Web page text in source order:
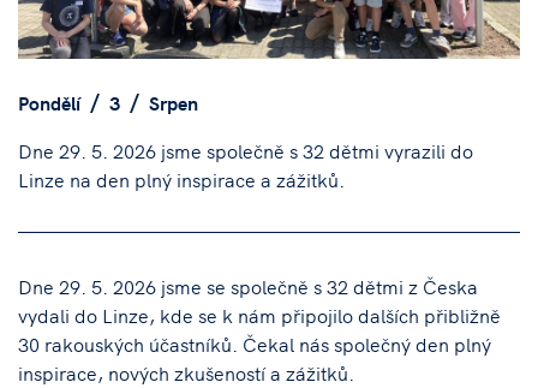
Pondělí 3
Srpen
Dne 29. 5. 2026 jsme společně s 32 dětmi vyrazili do
Linze na den plný inspirace a zážitků.
Dne 29. 5. 2026 jsme se společně s 32 dětmi z Česka
vydali do Linze, kde se k nám připojilo dalších přibližně
30 rakouských účastníků. Čekal nás společný den plný
inspirace, nových zkušeností a zážitků.